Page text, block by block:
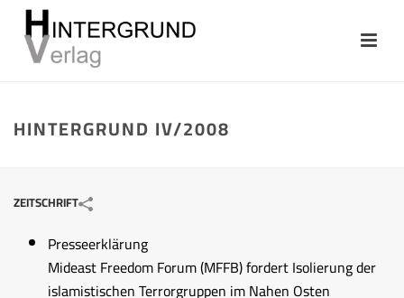
HINTERGRUND IV/2008
ZEITSCHRIFT
Presseerklärung
Mideast Freedom Forum (MFFB) fordert Isolierung der
islamistischen Terrorgruppen im Nahen Osten